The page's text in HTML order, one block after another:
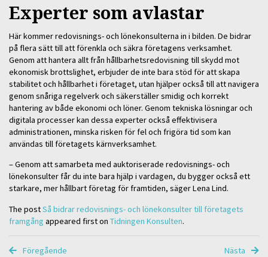
Experter som avlastar
Här kommer redovisnings- och lönekonsulterna in i bilden. De bidrar
på flera sätt till att förenkla och säkra företagens verksamhet.
Genom att hantera allt från hållbarhetsredovisning till skydd mot
ekonomisk brottslighet, erbjuder de inte bara stöd för att skapa
stabilitet och hållbarhet i företaget, utan hjälper också till att navigera
genom snåriga regelverk och säkerställer smidig och korrekt
hantering av både ekonomi och löner. Genom tekniska lösningar och
digitala processer kan dessa experter också effektivisera
administrationen, minska risken för fel och frigöra tid som kan
användas till företagets kärnverksamhet.
– Genom att samarbeta med auktoriserade redovisnings- och
lönekonsulter får du inte bara hjälp i vardagen, du bygger också ett
starkare, mer hållbart företag för framtiden, säger Lena Lind.
The postSå bidrar redovisnings- och lönekonsulter till företagets
framgång appeared first on Tidningen Konsulten.
Föregående Nästa